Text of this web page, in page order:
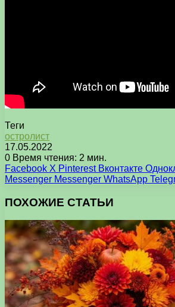
Теги
остролист
17.05.2022
0 Время чтения: 2 мин.
Facebook X Pinterest Вконтакте
Messenger Messenger WhatsApp
ПОХОЖИЕ СТАТЬИ